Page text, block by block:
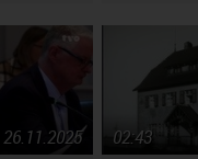
26.11.2025 02:43